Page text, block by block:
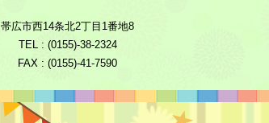
帯広市西14条北2丁目1番地8
TEL : (0155)-38-2324
FAX : (0155)-41-7590